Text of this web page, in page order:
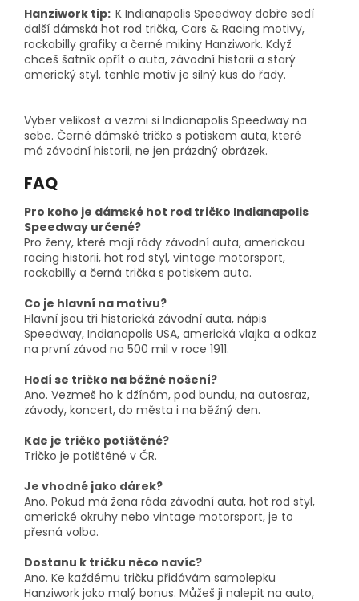
Hanziwork tip: K Indianapolis Speedway dobře sedí
další dámská hot rod trička, Cars & Racing motivy,
rockabilly grafiky a černé mikiny Hanziwork. Když
chceš šatník opřít o auta, závodní historii a starý
americký styl, tenhle motiv je silný kus do řady.
Vyber velikost a vezmi si Indianapolis Speedway na
sebe. Černé dámské tričko s potiskem auta, které
má závodní historii, ne jen prázdný obrázek.
FAQ
Pro koho je dámské hot rod tričko Indianapolis
Speedway určené?
Pro ženy, které mají rády závodní auta, americkou
racing historii, hot rod styl, vintage motorsport,
rockabilly a černá trička s potiskem auta.
Co je hlavní na motivu?
Hlavní jsou tři historická závodní auta, nápis
Speedway, Indianapolis USA, americká vlajka a odkaz
na první závod na 500 mil v roce 1911.
Hodí se tričko na běžné nošení?
Ano. Vezmeš ho k džínám, pod bundu, na autosraz,
závody, koncert, do města i na běžný den.
Kde je tričko potištěné?
Tričko je potištěné v ČR.
Je vhodné jako dárek?
Ano. Pokud má žena ráda závodní auta, hot rod styl,
americké okruhy nebo vintage motorsport, je to
přesná volba.
Dostanu k tričku něco navíc?
Ano. Ke každému tričku přidávám samolepku
Hanziwork jako malý bonus. Můžeš ji nalepit na auto,